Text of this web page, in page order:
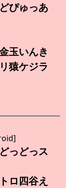
ぴゅっあ
玉いんき
猿ケジラ
っどっス
ロ四谷え